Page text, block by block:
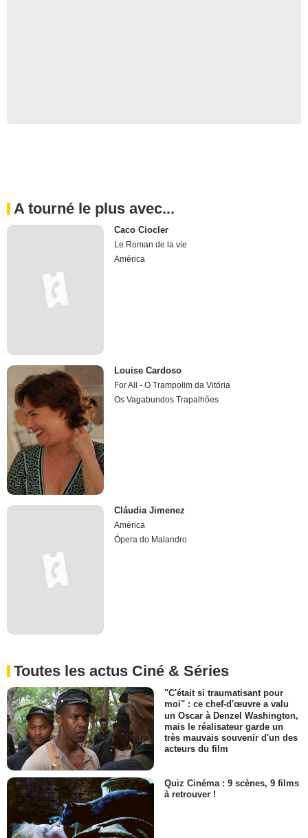
A tourné le plus avec...
Caco Ciocler
Le Roman de la vie
América
Louise Cardoso
For All - O Trampolim da Vitória
Os Vagabundos Trapalhões
Cláudia Jimenez
América
Ópera do Malandro
Toutes les actus Ciné & Séries
"C'était si traumatisant pour
moi" : ce chef-d'œuvre a valu
un Oscar à Denzel Washington,
mais le réalisateur garde un
très mauvais souvenir d'un des
acteurs du film
Quiz Cinéma : 9 scènes, 9 films
à retrouver !